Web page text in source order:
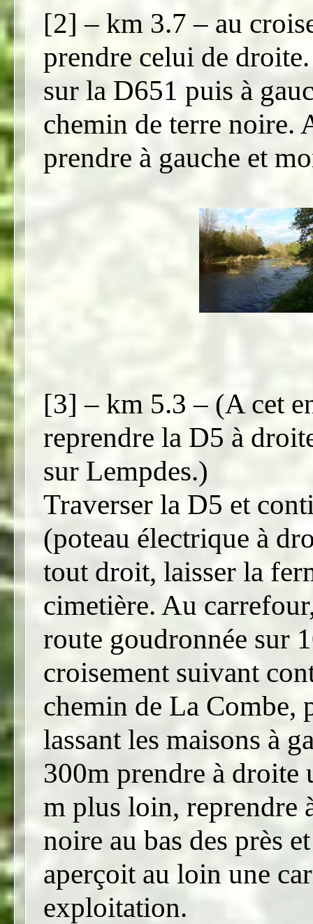
[2] – km 3.7 – au
prendre celui de
sur la D651 puis à
chemin de terre noire.
prendre à gauche et
[3] – km 5.3 – (A cet
reprendre la D5 à
sur Lempdes.)
Traverser la D5 et
(poteau électrique à
tout droit, laisser la
cimetière. Au
route goudronnée sur
croisement suivant
chemin de La Combe,
lassant les maisons à
300m prendre à droite
m plus loin, reprendre
noire au bas des près
aperçoit au loin une
exploitation.